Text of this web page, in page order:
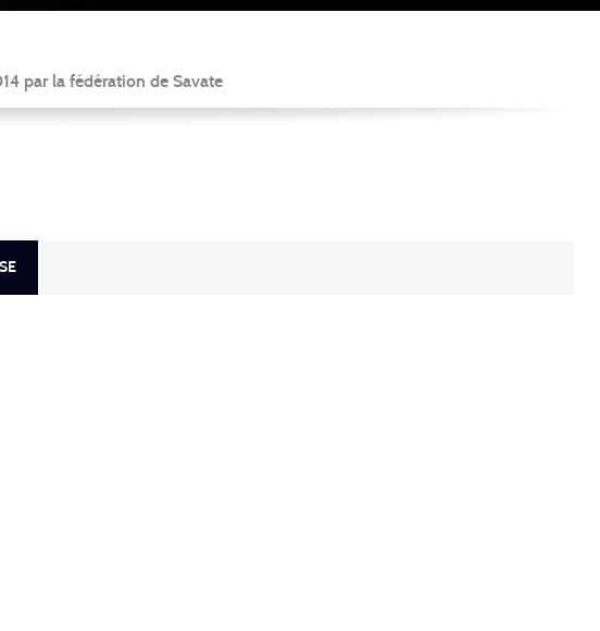
par la fédération de Savate